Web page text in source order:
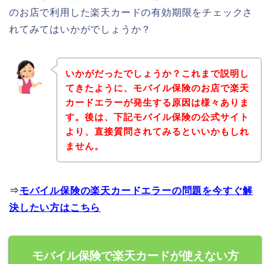
のお店で利用した楽天カードの有効期限をチェックさ
れてみてはいかがでしょうか？
いかがだったでしょうか？これまで説明し
てきたように、モバイル保険のお店で楽天
カードエラーが発生する原因は様々ありま
す。後は、下記モバイル保険の公式サイト
より、直接質問されてみるといいかもしれ
ません。
⇒モバイル保険の楽天カードエラーの問題を今すぐ解
決したい方はこちら
モバイル保険で楽天カードが使えない方